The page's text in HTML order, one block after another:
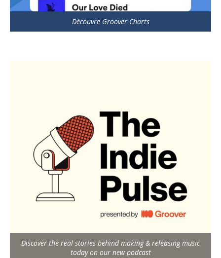
Découvre Groover Charts
Discover the real stories behind making & releasing music
today on our new podcast